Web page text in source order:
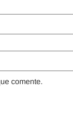
comente.